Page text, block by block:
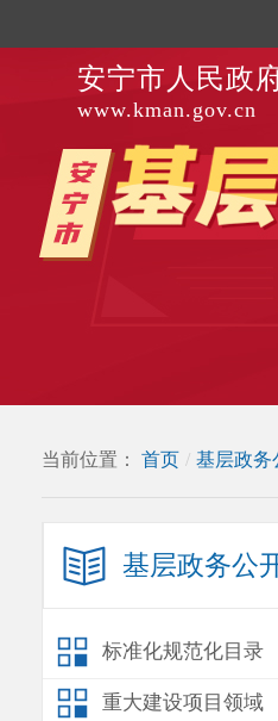
安宁市人民政
www.kman.gov.cn
当前位置： 首页 / 基层政务
基层政务公
标准化规范化目录
重大建设项目领域